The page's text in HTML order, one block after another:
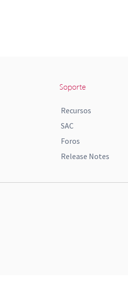
Soporte
Recursos
SAC
Foros
Release Notes